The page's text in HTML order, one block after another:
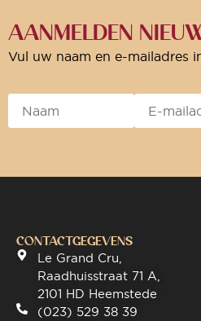
AANMELDEN
Vul uw naam en e-mailadres
CONTACTGEGEVENS
Le Grand Cru,
Raadhuisstraat 71 A,
2101 HD Heemstede
(023) 529 38 39